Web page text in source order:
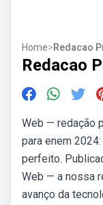
Home>Redacao
Redacao
Web — redação
para enem
perfeito.
Web — a nossa
avanço da